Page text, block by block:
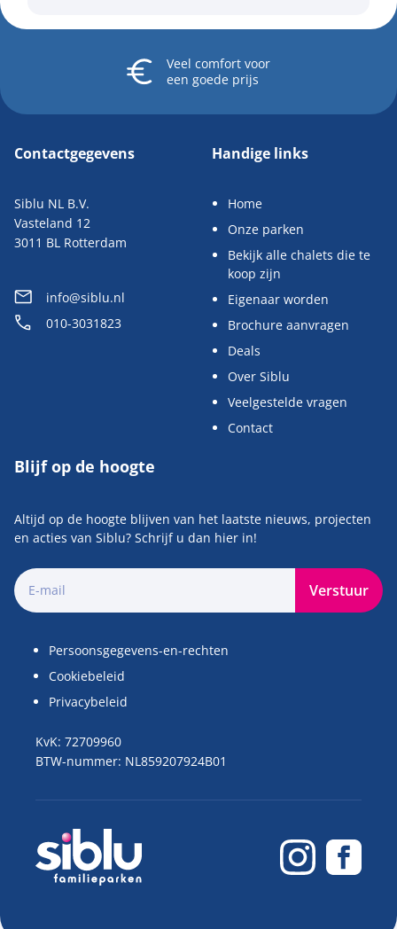
Veel comfort voor
een goede prijs
Contactgegevens
Siblu NL B.V.
Vasteland 12
3011 BL Rotterdam
info@siblu.nl
010-3031823
Handige links
Home
Onze parken
Bekijk alle chalets die te
koop zijn
Eigenaar worden
Brochure aanvragen
Deals
Over Siblu
Veelgestelde vragen
Contact
Blijf op de hoogte
Altijd op de hoogte blijven van het laatste nieuws, projecten
en acties van Siblu? Schrijf u dan hier in!
Verstuur
KvK: 72709960
BTW-nummer: NL859207924B01
Persoonsgegevens-en-rechten
Cookiebeleid
Privacybeleid